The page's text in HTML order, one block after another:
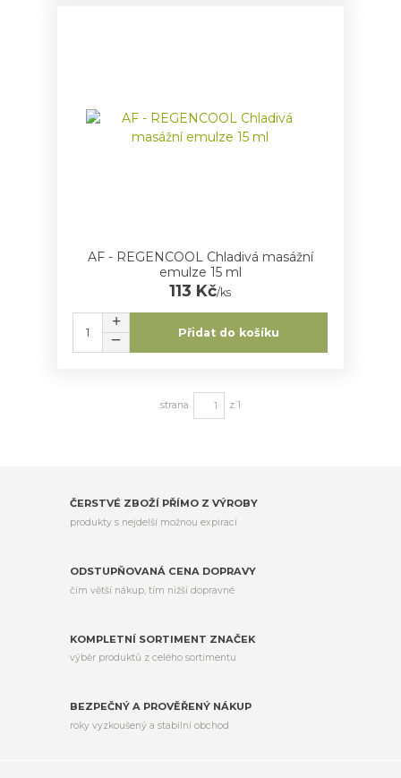
AF - REGENCOOL Chladivá masážní
emulze 15 ml
113 Kč/ks
Přidat do košíku
strana z 1
ČERSTVÉ ZBOŽÍ PŘÍMO Z VÝROBY
produkty s nejdelší možnou expirací
ODSTUPŇOVANÁ CENA DOPRAVY
čím větší nákup, tím nižší dopravné
KOMPLETNÍ SORTIMENT ZNAČEK
výběr produktů z celého sortimentu
BEZPEČNÝ A PROVĚŘENÝ NÁKUP
roky vyzkoušený a stabilní obchod